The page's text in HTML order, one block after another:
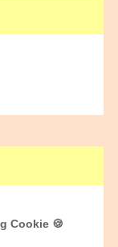
Cookie 🍪